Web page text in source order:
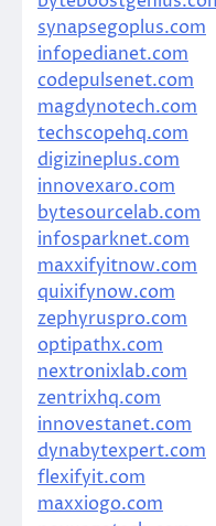
synapsegoplus.com
infopedianet.com
codepulsenet.com
magdynotech.com
techscopehq.com
digizineplus.com
innovexaro.com
bytesourcelab.com
infosparknet.com
maxxifyitnow.com
quixifynow.com
zephyruspro.com
optipathx.com
nextronixlab.com
zentrixhq.com
innovestanet.com
dynabytexpert.com
flexifyit.com
maxxiogo.com